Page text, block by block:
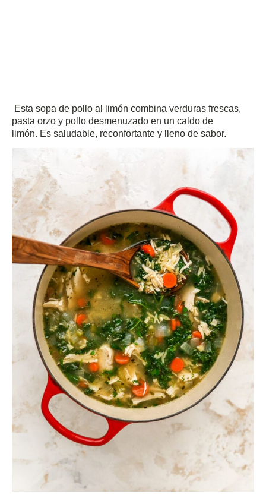
Esta sopa de pollo al limón combina verduras frescas,
pasta orzo y pollo desmenuzado en un caldo de
limón. Es saludable, reconfortante y lleno de sabor.